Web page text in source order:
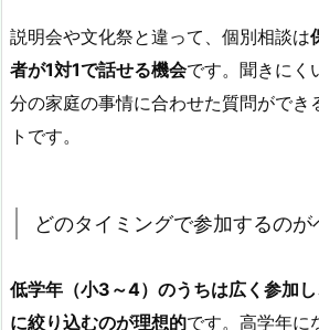
説明会や文化祭と違って、個別相談は
者が1対1で話せる機会です。聞きにく
分の家庭の事情に合わせた質問ができ
トです。
どのタイミングで参加するのが
低学年（小3～4）のうちは広く参加
に絞り込むのが理想的です。高学年に